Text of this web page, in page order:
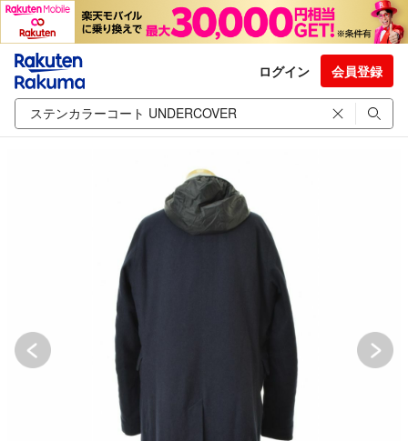
ログイン 会員登録